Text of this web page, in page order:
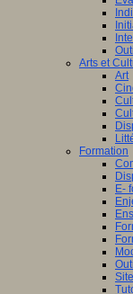
Arts et
Art
Formation
E-